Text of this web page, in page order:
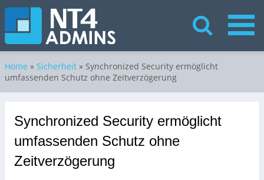
Home » Sicherheit » Synchronized Security ermöglicht
umfassenden Schutz ohne Zeitverzögerung
Synchronized Security ermöglicht
umfassenden Schutz ohne
Zeitverzögerung